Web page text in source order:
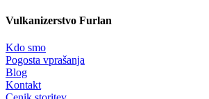
Vulkanizerstvo Furlan
Kdo smo
Pogosta vprašanja
Blog
Kontakt